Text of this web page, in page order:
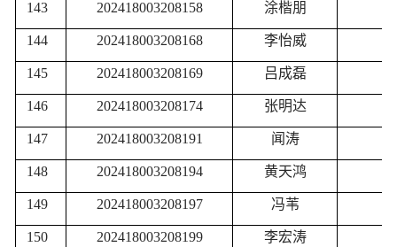
143 202418003208158 涂楷朋
144 202418003208168 李怡威
145 202418003208169 吕成磊
146 202418003208174 张明达
147 202418003208191 闻涛
148 202418003208194 黄天鸿
149 202418003208197 冯苇
150 202418003208199 李宏涛